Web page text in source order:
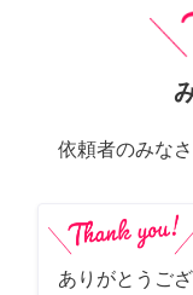
依頼者のみな
ありがとうござ